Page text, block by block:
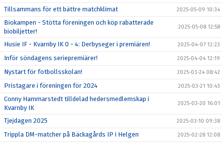
Tillsammans för ett bättre matchklimat 2025-05-09 10:34
Biokampen - Stötta föreningen och köp rabatterade
biobiljetter!
2025-05-08 12:58
Husie IF - Kvarnby IK 0 - 4: Derbyseger i premiären! 2025-04-07 12:23
Inför söndagens seriepremiärer! 2025-04-04 12:19
Nystart för fotbollsskolan! 2025-03-24 08:42
Pristagare i föreningen för 2024 2025-03-21 10:43
Conny Hammarstedt tilldelad hedersmedlemskap i
Kvarnby IK
2025-03-20 16:01
Tjejdagen 2025 2025-03-10 09:38
Trippla DM-matcher på Bäckagårds IP i Helgen 2025-02-28 12:08